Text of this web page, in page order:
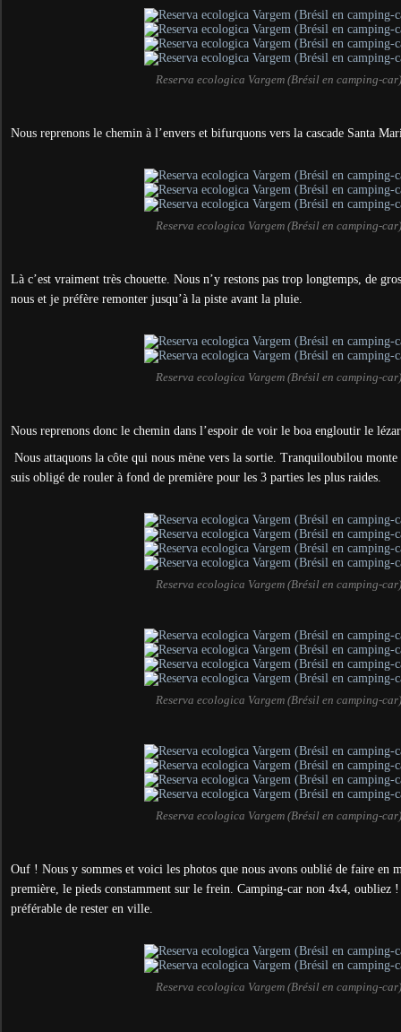
Reserva ecologica Vargem (Brésil en camping-
Nous reprenons le chemin à l’envers et bifurquons vers la cascade Santa
Reserva ecologica Vargem (Brésil en camping-
Là c’est vraiment très chouette. Nous n’y restons pas trop longtemps, de
nous et je préfère remonter jusqu’à la piste avant la pluie.
Reserva ecologica Vargem (Brésil en camping-
Nous reprenons donc le chemin dans l’espoir de voir le boa engloutir le
Nous attaquons la côte qui nous mène vers la sortie. Tranquiloubilou
suis obligé de rouler à fond de première pour les 3 parties les plus raides.
Reserva ecologica Vargem (Brésil en camping-
Reserva ecologica Vargem (Brésil en camping-
Reserva ecologica Vargem (Brésil en camping-
Ouf ! Nous y sommes et voici les photos que nous avons oublié de faire en
première, le pieds constamment sur le frein. Camping-car non 4x4, oubliez
préférable de rester en ville.
Reserva ecologica Vargem (Brésil en camping-